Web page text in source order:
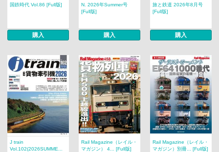
国鉄時代 Vol.86 [Full版]
購入
N. 2026年Summer号
[Full版]
購入
旅と鉄道 2026年8月号
[Full版]
購入
J train
Vol.102(2026SUMME...
Rail Magazine（レイル・
マガジン） 4... [Full版]
Rail Magazine（レイル・
マガジン）別冊... [Full版]